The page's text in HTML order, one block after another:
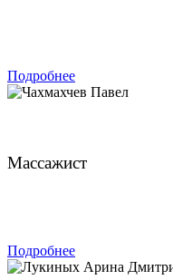
Подробнее
Массажист
Подробнее